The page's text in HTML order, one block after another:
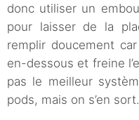
donc utiliser un
pour laisser de la
remplir doucement
en-dessous et freine
pas le meilleur
pods, mais on s’en sort.